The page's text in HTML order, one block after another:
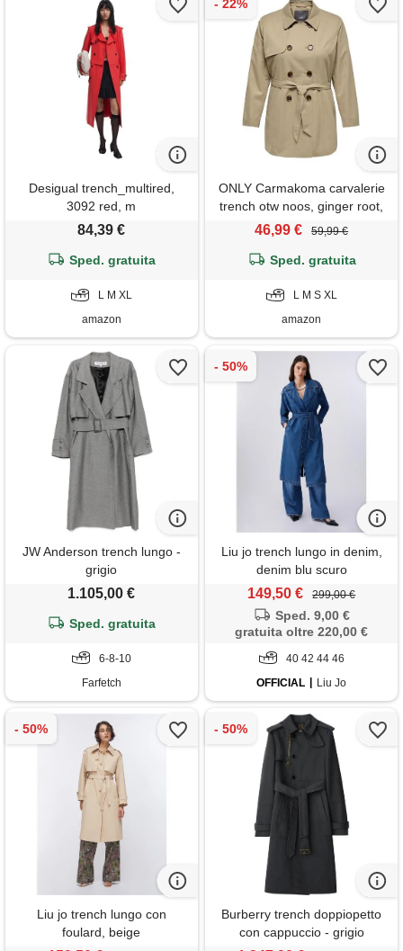
Desigual trench_multired,
3092 red, m
84,39 €
Sped. gratuita
L M XL
amazon
ONLY Carmakoma carvalerie
trench otw noos, ginger root,
s, ginger root, s
46,99 € 59,99 €
Sped. gratuita
L M S XL
amazon
JW Anderson trench lungo -
grigio
1.105,00 €
Sped. gratuita
6-8-10
Farfetch
Liu jo trench lungo in denim,
denim blu scuro
149,50 € 299,00 €
Sped. 9,00 €
gratuita oltre 220,00 €
40 42 44 46
OFFICIAL
Liu Jo
Liu jo trench lungo con
foulard, beige
Burberry trench doppiopetto
con cappuccio - grigio